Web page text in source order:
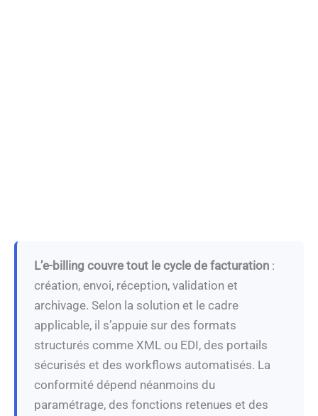
L’e-billing couvre tout le cycle de facturation :
création, envoi, réception, validation et
archivage. Selon la solution et le cadre
applicable, il s’appuie sur des formats
structurés comme XML ou EDI, des portails
sécurisés et des workflows automatisés. La
conformité dépend néanmoins du
paramétrage, des fonctions retenues et des